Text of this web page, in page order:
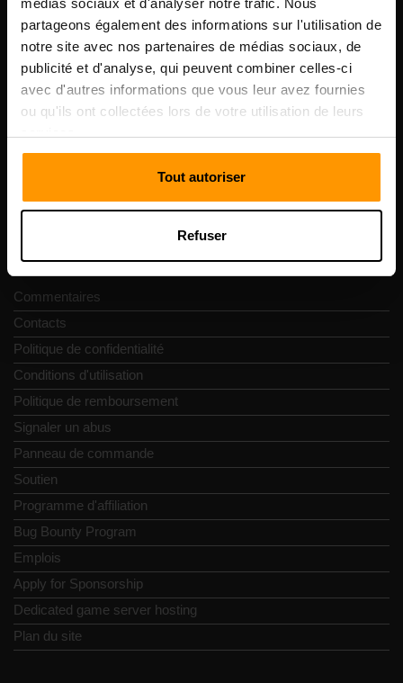
médias sociaux et d'analyser notre trafic. Nous
partageons également des informations sur l'utilisation de
notre site avec nos partenaires de médias sociaux, de
publicité et d'analyse, qui peuvent combiner celles-ci
avec d'autres informations que vous leur avez fournies
ou qu'ils ont collectées lors de votre utilisation de leurs
Tout autoriser
Refuser
Scalable Hosting Solutions OÜ
Code d'enregistrement: 14652605
numéro de TVA: EE102133820
Adresse: Harju maakond, Tallinn, Kesklinna linnaosa,
Vesivärava tn 50-201, 10152
Commentaires
Contacts
Politique de confidentialité
Conditions d'utilisation
Politique de remboursement
Signaler un abus
Panneau de commande
Soutien
Programme d'affiliation
Bug Bounty Program
Emplois
Apply for Sponsorship
Dedicated game server hosting
Plan du site